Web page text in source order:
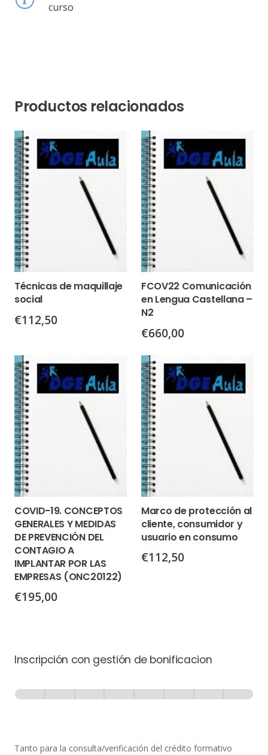
curso
Productos relacionados
Técnicas de maquillaje
social
€112,50
FCOV22 Comunicación
en Lengua Castellana –
N2
€660,00
COVID-19. CONCEPTOS
GENERALES Y MEDIDAS
DE PREVENCIÓN DEL
CONTAGIO A
IMPLANTAR POR LAS
EMPRESAS (ONC20122)
€195,00
Marco de protección al
cliente, consumidor y
usuario en consumo
€112,50
Inscripción con gestión de bonificacion
-
de
Tanto para la consulta/verificación del crédito formativo